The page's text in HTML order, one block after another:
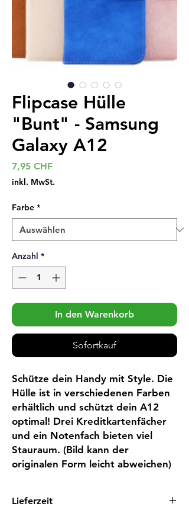
Flipcase Hülle
"Bunt" - Samsung
Galaxy A12
7,95 CHFPreis
inkl. MwSt.
Farbe *
Anzahl *
In den Warenkorb
Sofortkauf
Schütze dein Handy mit Style. Die
Hülle ist in verschiedenen Farben
erhältlich und schützt dein A12
optimal! Drei Kreditkartenfächer
und ein Notenfach bieten viel
Stauraum. (Bild kann der
originalen Form leicht abweichen)
Lieferzeit